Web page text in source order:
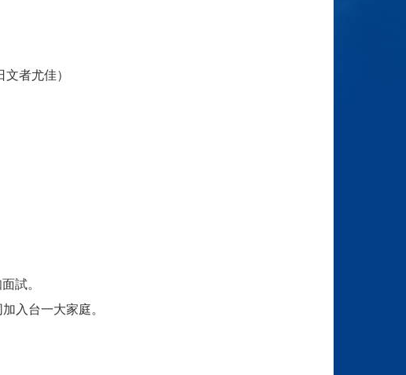
者尤佳）
試。
入台一大家庭。